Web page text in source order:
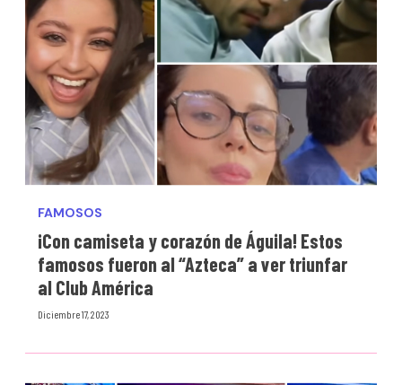
FAMOSOS
¡Con camiseta y corazón de Águila! Estos
famosos fueron al “Azteca” a ver triunfar
al Club América
Diciembre 17, 2023